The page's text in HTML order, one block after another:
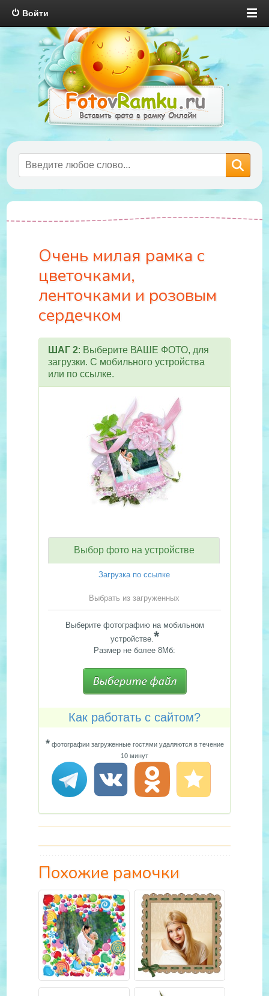
Войти
Очень милая рамка с
цветочками,
ленточками и розовым
сердечком
ШАГ 2: Выберите ВАШЕ ФОТО, для
загрузки. С мобильного устройства
или по ссылке.
Выбор фото на устройстве
Загрузка по ссылке
Выбрать из загруженных
Выберите фотографию на мобильном
устройстве.*
Размер не более 8Мб:
Как работать с сайтом?
*фотографии загруженные гостями удаляются в течение
10 минут
Похожие рамочки